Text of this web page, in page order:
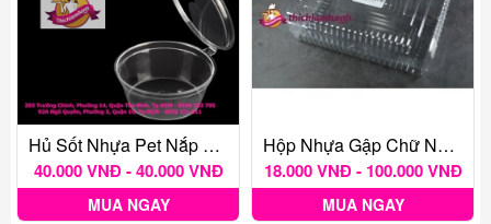
Hủ Sốt Nhựa Pet Nắp Liền 4Oz ( 100-110ml)
40.000 VNĐ - 40.000 VNĐ
MUA NGAY
Hộp Nhựa Gập Chữ Nhật H55
18.000 VNĐ - 100.000 VNĐ
MUA NGAY